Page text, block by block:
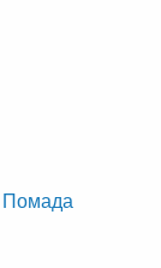
Помада